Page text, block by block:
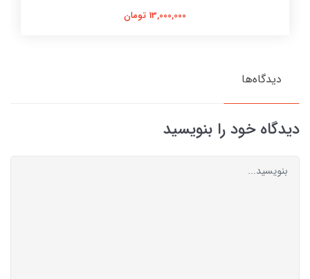
13,000,000 تومان
دیدگاه‌ها
دیدگاه خود را بنویسید